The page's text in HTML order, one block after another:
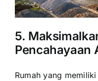
5.
Pencahayaan
Rumah yang